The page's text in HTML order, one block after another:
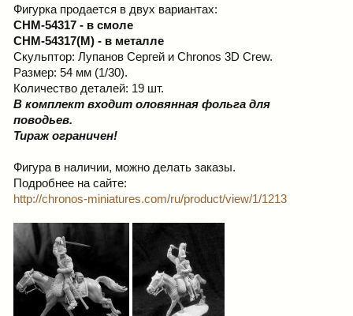
Фигурка продается в двух вариантах:
CHM-54317 - в смоле
CHM-54317(M) - в металле
Скульптор: Лупанов Сергей и Chronos 3D Crew.
Размер: 54 мм (1/30).
Количество деталей: 19 шт.
В комплект входит оловянная фольга для
поводьев.
Тираж ограничен!
Фигура в наличии, можно делать заказы.
Подробнее на сайте:
http://chronos-miniatures.com/ru/product/view/1/1213